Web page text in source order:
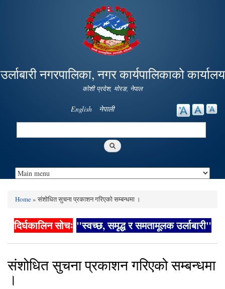
Skip to
main
content
उर्लाबारी नगरपालिका, नगर कार्यपालिकाको कार्यालय
कोशी प्रदेश, माेरङ, नेपाल
English नेपाली
Search
Home» संशोधित सुचना प्रकाशन गरिएको सम्बन्धमा ।
दिर्घकालिन सोचः "स्वच्छ, समृद्ध र समतामूलक उर्लाबारी"
संशोधित सुचना प्रकाशन गरिएको सम्बन्धमा
।